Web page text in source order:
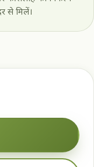
से मिलें।